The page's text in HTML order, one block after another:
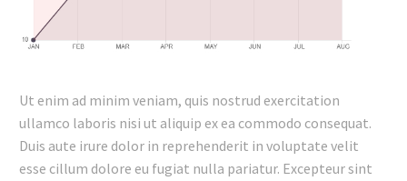
Ut enim ad minim veniam, quis nostrud exercitation
ullamco laboris nisi ut aliquip ex ea commodo consequat.
Duis aute irure dolor in reprehenderit in voluptate velit
esse cillum dolore eu fugiat nulla pariatur. Excepteur sint